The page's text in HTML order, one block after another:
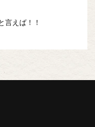
言えば！！